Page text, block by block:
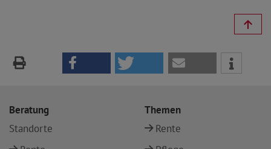
Beratung
Standorte
Themen
Rente